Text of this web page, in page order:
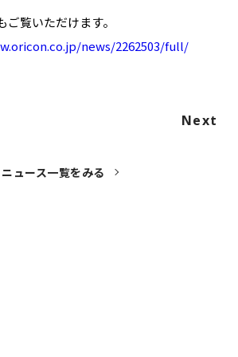
ご覧いただけます。
news/2262503/full/
Next
ニュース一覧をみる